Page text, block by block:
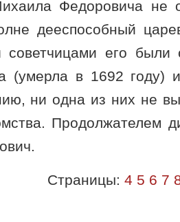
Федоровича не
дееспособный
его были
(умерла в 1692 году)
ни одна из них не
Продолжателем
Страницы: 4 5 6 7